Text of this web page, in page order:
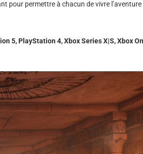
pour permettre à chacun de vivre l’aventure
5, PlayStation 4, Xbox Series X|S, Xbox